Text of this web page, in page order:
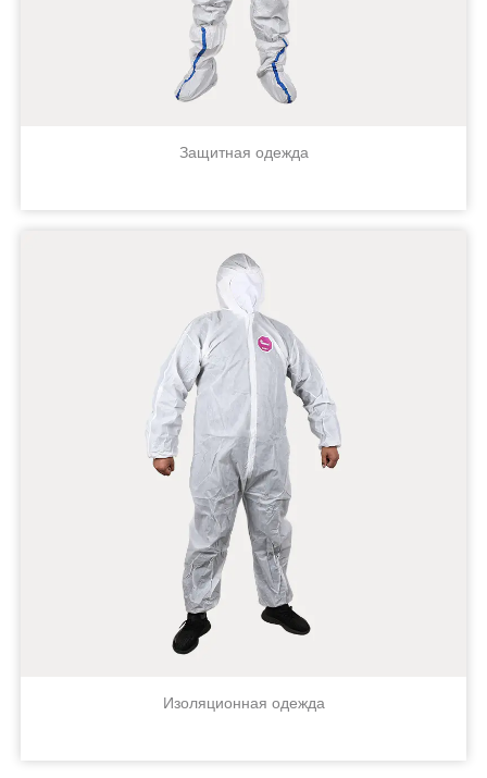
Защитная одежда
Изоляционная одежда